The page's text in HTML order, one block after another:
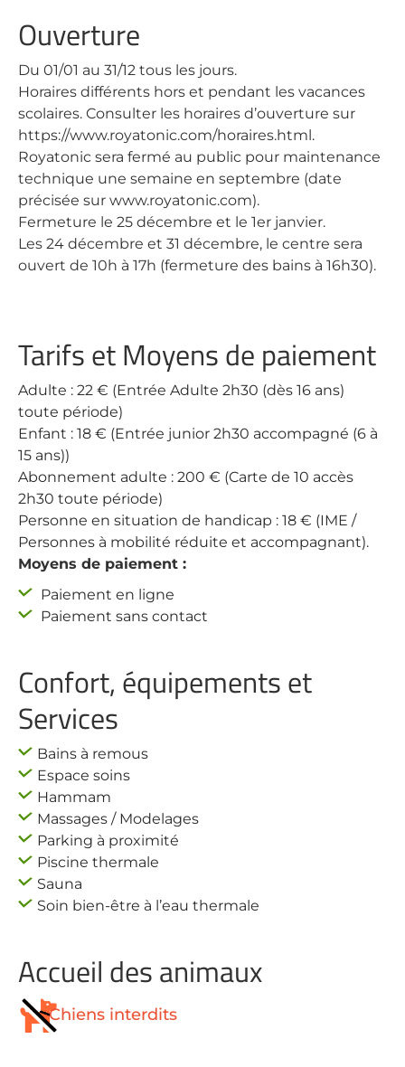
Ouverture
Du 01/01 au 31/12 tous les jours.
Horaires différents hors et pendant les vacances
scolaires. Consulter les horaires d’ouverture sur
https://www.royatonic.com/horaires.html.
Royatonic sera fermé au public pour maintenance
technique une semaine en septembre (date
précisée sur www.royatonic.com).
Fermeture le 25 décembre et le 1er janvier.
Les 24 décembre et 31 décembre, le centre sera
ouvert de 10h à 17h (fermeture des bains à 16h30).
Tarifs et Moyens de paiement
Adulte : 22 € (Entrée Adulte 2h30 (dès 16 ans)
toute période)
Enfant : 18 € (Entrée junior 2h30 accompagné (6 à
15 ans))
Abonnement adulte : 200 € (Carte de 10 accès
2h30 toute période)
Personne en situation de handicap : 18 € (IME /
Personnes à mobilité réduite et accompagnant).
Moyens de paiement :
Paiement en ligne
Paiement sans contact
Confort, équipements et
Services
Bains à remous
Espace soins
Hammam
Massages / Modelages
Parking à proximité
Piscine thermale
Sauna
Soin bien-être à l’eau thermale
Accueil des animaux
Chiens interdits